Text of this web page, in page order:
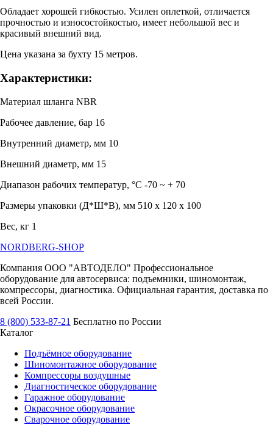
Обладает хорошей гибкостью. Усилен оплеткой, отличается
прочностью и износостойкостью, имеет небольшой вес и
красивый внешний вид.
Цена указана за бухту 15 метров.
Характеристики:
Материал шланга NBR
Рабочее давление, бар 16
Внутренний диаметр, мм 10
Внешний диаметр, мм 15
Диапазон рабочих температур, °C -70 ~ + 70
Размеры упаковки (Д*Ш*В), мм 510 x 120 x 100
Вес, кг 1
NORDBERG-SHOP
Компания ООО "АВТОДЕЛО" Профессиональное
оборудование для автосервиса: подъемники, шиномонтаж,
компрессоры, диагностика. Официальная гарантия, доставка по
всей России.
8 (800) 533-87-21 Бесплатно по России
Каталог
Подъёмное оборудование
Шиномонтажное оборудование
Компрессоры воздушные
Диагностическое оборудование
Гаражное оборудование
Окрасочное оборудование
Сварочное оборудование